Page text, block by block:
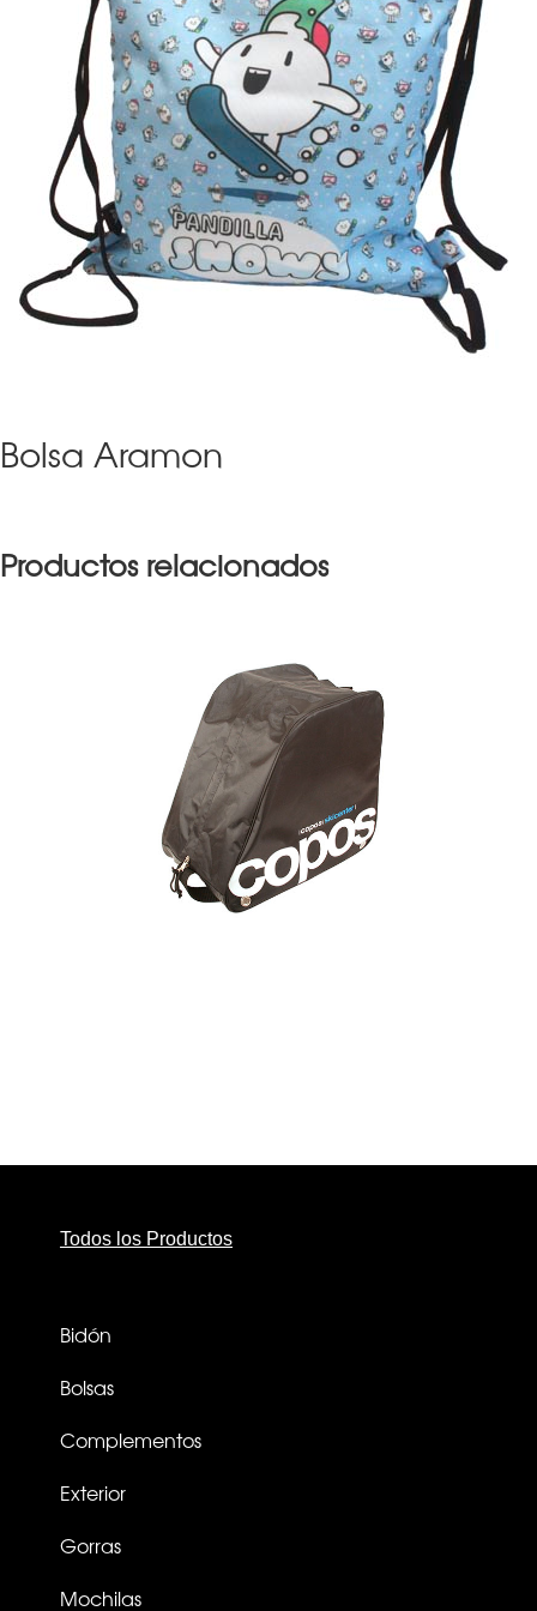
Bolsa Aramon
Productos relacionados
Todos los Productos
Bidón
Bolsas
Complementos
Exterior
Gorras
Mochilas